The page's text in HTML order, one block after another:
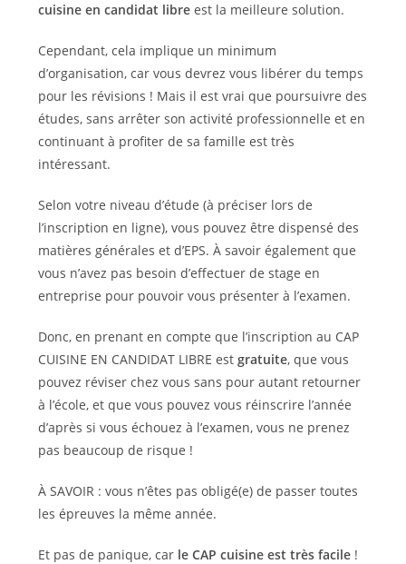
cuisine en candidat libreest la meilleure solution.
Cependant, cela implique un minimum
d’organisation, car vous devrez vous libérer du temps
pour les révisions ! Mais il est vrai que poursuivre des
études, sans arrêter son activité professionnelle et en
continuant à profiter de sa famille est très
intéressant.
Selon votre niveau d’étude (à préciser lors de
l’inscription en ligne), vous pouvez être dispensé des
matières générales et d’EPS. À savoir également que
vous n’avez pas besoin d’effectuer de stage en
entreprise pour pouvoir vous présenter à l’examen.
Donc, en prenant en compte que l’inscription au CAP
CUISINE EN CANDIDAT LIBRE estgratuite, que vous
pouvez réviser chez vous sans pour autant retourner
à l’école, et que vous pouvez vous réinscrire l’année
d’après si vous échouez à l’examen, vous ne prenez
pas beaucoup de risque !
À SAVOIR : vous n’êtes pas obligé(e) de passer toutes
les épreuves la même année.
Et pas de panique, car le CAP cuisine est très facile !